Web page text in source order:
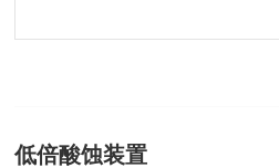
低倍酸蚀装置